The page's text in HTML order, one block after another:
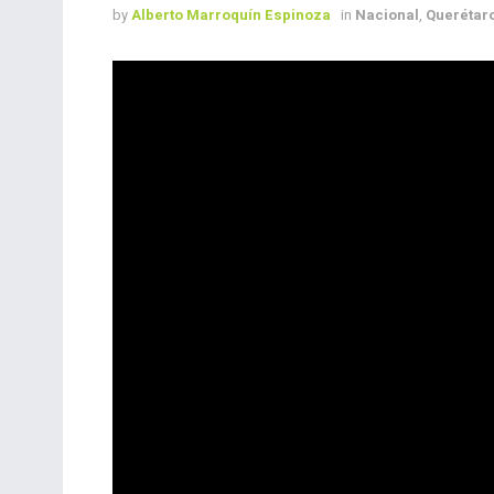
byAlberto Marroquín Espinoza in Nacional,